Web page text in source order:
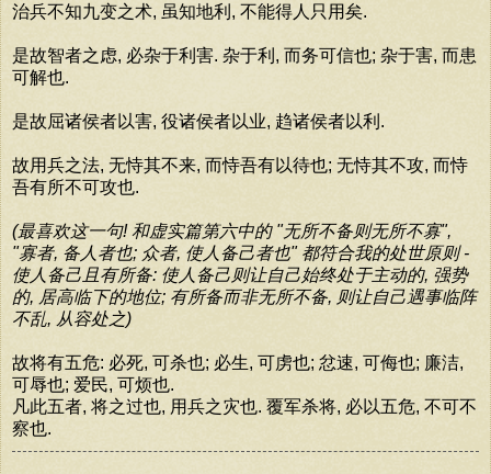
治兵不知九变之术, 虽知地利, 不能得人只用矣.
是故智者之虑, 必杂于利害. 杂于利, 而务可信也; 杂于害, 而患
可解也.
是故屈诸侯者以害, 役诸侯者以业, 趋诸侯者以利.
故用兵之法, 无恃其不来, 而恃吾有以待也; 无恃其不攻, 而恃
吾有所不可攻也.
(最喜欢这一句! 和虚实篇第六中的 "无所不备则无所不寡",
"寡者, 备人者也; 众者, 使人备己者也" 都符合我的处世原则 -
使人备己且有所备: 使人备己则让自己始终处于主动的, 强势
的, 居高临下的地位; 有所备而非无所不备, 则让自己遇事临阵
不乱, 从容处之)
故将有五危: 必死, 可杀也; 必生, 可虏也; 忿速, 可侮也; 廉洁,
可辱也; 爱民, 可烦也.
凡此五者, 将之过也, 用兵之灾也. 覆军杀将, 必以五危, 不可不
察也.